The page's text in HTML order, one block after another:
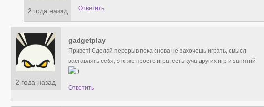
2 года назад Ответить
2 года назад
gadgetplay
Привет! Сделай перерыв пока снова не захочешь играть, смысл
заставлять себя, это же просто игра, есть куча других игр и занятий
Ответить